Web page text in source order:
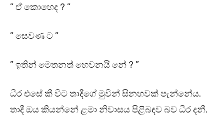
” ඒ කොහෙද ? ”
” සෙවණ ට ”
” ඉතින් මෙතනත් හෙවනයි නේ ? ”
ධීර එසේ කී විට තාදීගේ මුවින් සිනහවක් පැන්නේය.
තාදී ඔය කියන්නේ ළමා නිවාසය පිළිබඳව බව ධීර දනී.